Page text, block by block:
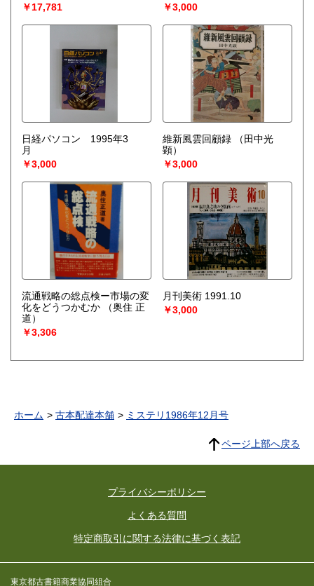
￥17,781
￥3,000
日経パソコン 1995年3
月
￥3,000
維新風雲回顧録
（田中光
顕）
￥3,000
流通戦略の総点検ー市場の変
化をどうつかむか
（奥住 正
道）
￥3,306
月刊美術 1991.10
￥3,000
ホーム 古本配達本舗 ミステリ1986年12月号
ページ上部へ戻る
プライバシーポリシー
よくある質問
特定商取引に関する法律に基づく表記
東京都古書籍商業協同組合